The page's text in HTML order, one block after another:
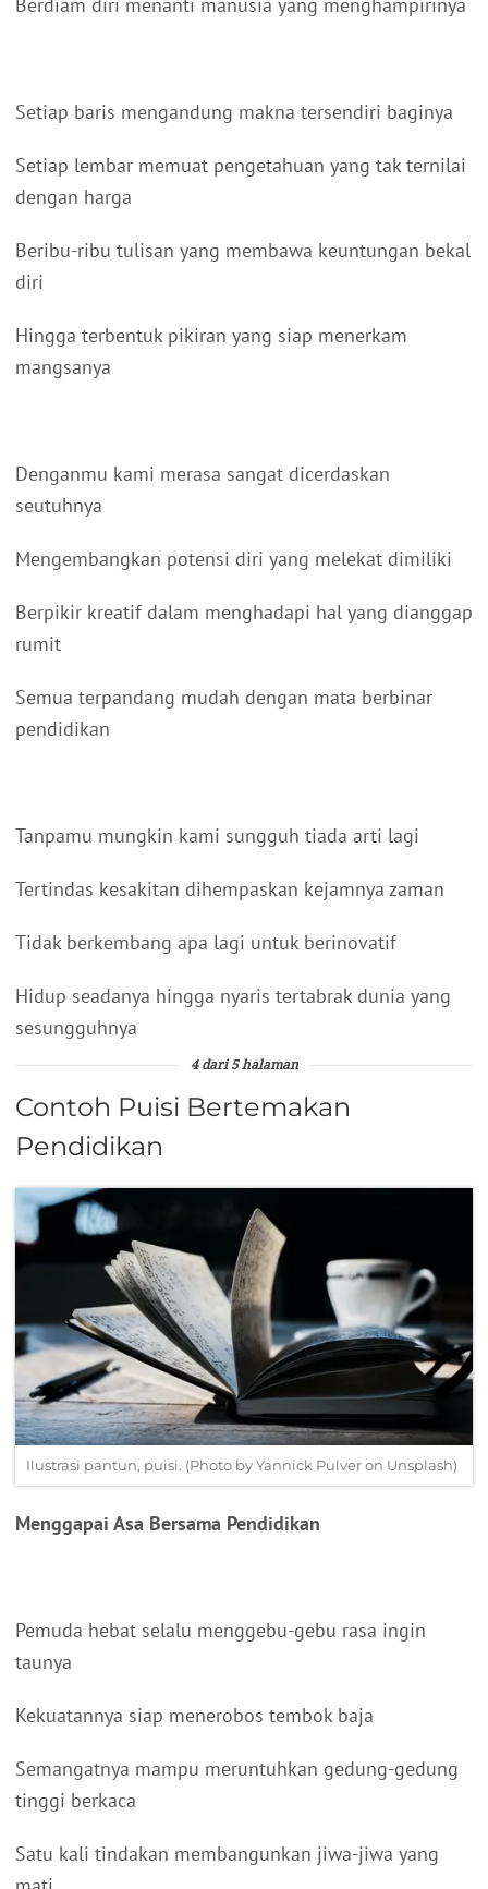
Setiap baris mengandung makna tersendiri baginya
Setiap lembar memuat pengetahuan yang tak ternilai
dengan harga
Beribu-ribu tulisan yang membawa keuntungan bekal
diri
Hingga terbentuk pikiran yang siap menerkam
mangsanya
Denganmu kami merasa sangat dicerdaskan
seutuhnya
Mengembangkan potensi diri yang melekat dimiliki
Berpikir kreatif dalam menghadapi hal yang dianggap
rumit
Semua terpandang mudah dengan mata berbinar
pendidikan
Tanpamu mungkin kami sungguh tiada arti lagi
Tertindas kesakitan dihempaskan kejamnya zaman
Tidak berkembang apa lagi untuk berinovatif
Hidup seadanya hingga nyaris tertabrak dunia yang
sesungguhnya
4 dari 5 halaman
Contoh Puisi Bertemakan
Pendidikan
Ilustrasi pantun, puisi. (Photo by Yannick Pulver on Unsplash)
Menggapai Asa Bersama Pendidikan
Pemuda hebat selalu menggebu-gebu rasa ingin
taunya
Kekuatannya siap menerobos tembok baja
Semangatnya mampu meruntuhkan gedung-gedung
tinggi berkaca
Satu kali tindakan membangunkan jiwa-jiwa yang